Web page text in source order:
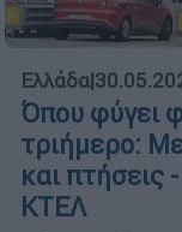
Ελλάδα|
Όπου φύγει
τριήμερο:
και πτήσεις
ΚΤΕΛ